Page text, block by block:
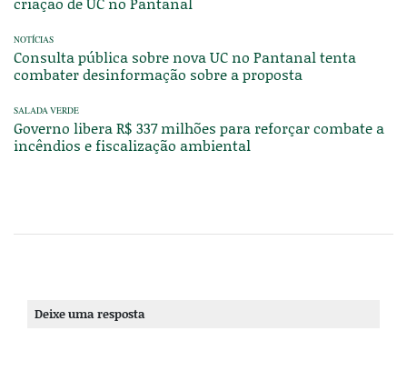
NOTÍCIAS
Consulta pública sobre nova UC no Pantanal tenta
combater desinformação sobre a proposta
SALADA VERDE
Governo libera R$ 337 milhões para reforçar combate a
incêndios e fiscalização ambiental
Deixe uma resposta